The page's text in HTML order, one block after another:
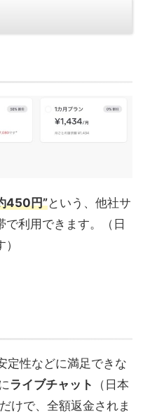
450円”という、他社サ
で利用できます。（日
定性などに満足できな
ライブチャット
（日本
けで、全額返金されま